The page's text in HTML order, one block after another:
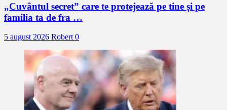
„Cuvântul secret” care te protejează pe tine și pe
familia ta de fra …
5 august 2026 Robert0